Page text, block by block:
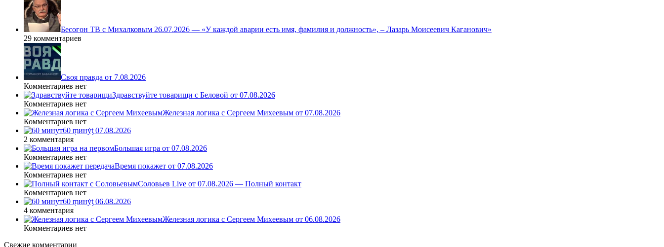
Бесогон ТВ с Михалковым 26.07.2026 — «У каждой аварии есть имя, фамилия и должность», – Лазарь Моисеевич Каганович»
29 комментариев
Своя правда от 7.08.2026
Комментариев нет
Здравствуйте товарищи с Беловой от 07.08.2026
Комментариев нет
Железная логика с Сергеем Михеевым от 07.08.2026
Комментариев нет
60 ṃинẏƫ 07.08.2026
2 комментария
Большая игра от 07.08.2026
Комментариев нет
Время покажет от 07.08.2026
Комментариев нет
Соловьев Live от 07.08.2026 — Полный контакт
Комментариев нет
60 ṃинẏƫ 06.08.2026
4 комментария
Железная логика с Сергеем Михеевым от 06.08.2026
Комментариев нет
Свежие комментарии